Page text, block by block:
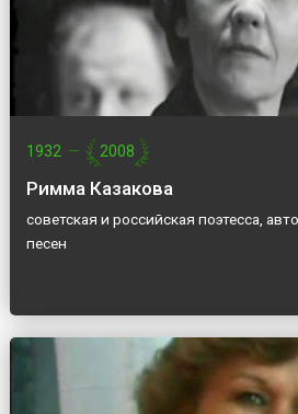
1932 — 2008
Римма Казакова
советская и российская поэтесса,
песен